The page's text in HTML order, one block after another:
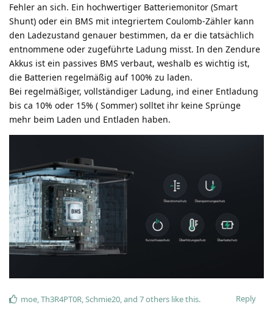
Fehler an sich. Ein hochwertiger Batteriemonitor (Smart
Shunt) oder ein BMS mit integriertem Coulomb-Zähler kann
den Ladezustand genauer bestimmen, da er die tatsächlich
entnommene oder zugeführte Ladung misst. In den Zendure
Akkus ist ein passives BMS verbaut, weshalb es wichtig ist,
die Batterien regelmäßig auf 100% zu laden.
Bei regelmäßiger, vollständiger Ladung, ind einer Entladung
bis ca 10% oder 15% ( Sommer) solltet ihr keine Sprünge
mehr beim Laden und Entladen haben.
Reply
moe,Th3R4PT0R,Schmie20, and 7others like this.